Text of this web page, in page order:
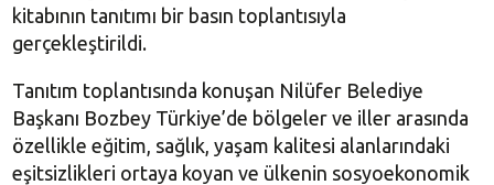
kitabının tanıtımı bir basın toplantısıyla
gerçekleştirildi.
Tanıtım toplantısında konuşan Nilüfer Belediye
Başkanı Bozbey Türkiye’de bölgeler ve iller arasında
özellikle eğitim, sağlık, yaşam kalitesi alanlarındaki
eşitsizlikleri ortaya koyan ve ülkenin sosyoekonomik